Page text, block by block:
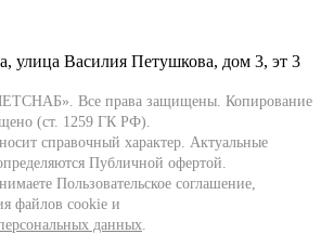
улица Василия Петушкова, дом 3, эт 3
Все права защищены. Копирование
(ст. 1259 ГК РФ).
справочный характер. Актуальные
Публичной офертой.
Пользовательское соглашение,
файлов cookie и
данных